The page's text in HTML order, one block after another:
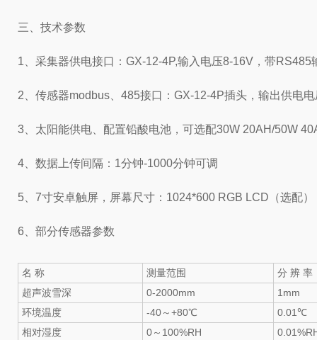
三、技术参数
1、采集器供电接口：GX-12-4P,输入电压8-16V，带RS485
2、传感器modbus、485接口：GX-12-4P插头，输出供电
3、太阳能供电、配置铅酸电池，可选配30W 20AH/50W
4、数据上传间隔：1分钟-1000分钟可调
5、7寸安卓触屏，屏幕尺寸：1024*600 RGB LCD（选配）
6、部分传感器参数
名 称 测量范围
分 辨 率
超声波雪深
0-2000mm
1mm
环境温度
-40～+80℃
0.01℃
相对湿度
0～100%RH